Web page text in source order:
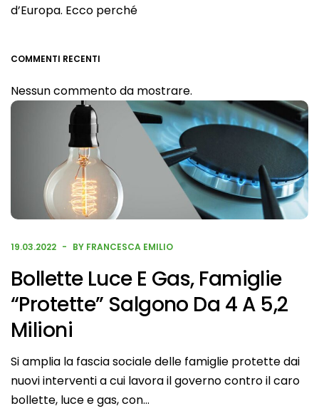
19.03.2022 BY FRANCESCA EMILIO
Bollette Luce E Gas, Famiglie
“protette” Salgono Da 4 A 5,2
Milioni
Si amplia la fascia sociale delle famiglie protette dai
nuovi interventi a cui lavora il governo contro il caro
bollette, luce e gas, con…
d’Europa. Ecco perché
COMMENTI RECENTI
Nessun commento da mostrare.